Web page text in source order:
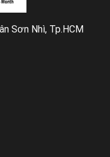
Sơn Nhì, Tp.HCM